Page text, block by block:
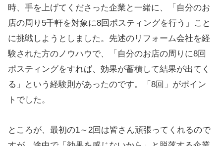
時、手を上げてくださった企業と一緒に、「自分のお
店の周り5千軒を対象に8回ポスティングを行う」こと
に挑戦しようとしました。先述のリフォーム会社を経
験された方のノウハウで、「自分のお店の周りに8回
ポスティングをすれば、効果が蓄積して結果が出てく
る」という経験則があったのです。「8回」がポイン
トでした。
ところが、最初の1～2回は皆さん頑張ってくれるので